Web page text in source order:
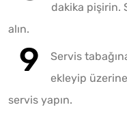
dakika pişirin.
alın.
Servis
ekleyip
servis yapın.